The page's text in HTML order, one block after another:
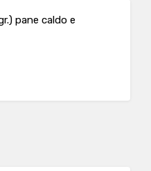
pane caldo e